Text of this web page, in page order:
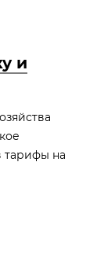
и
тарифы на